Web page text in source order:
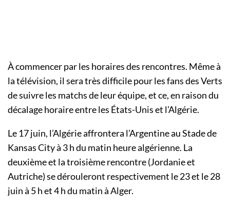
À commencer par les horaires des rencontres. Même à
la télévision, il sera très difficile pour les fans des Verts
de suivre les matchs de leur équipe, et ce, en raison du
décalage horaire entre les États-Unis et l’Algérie.
Le 17 juin, l’Algérie affrontera l’Argentine au Stade de
Kansas City à 3 h du matin heure algérienne. La
deuxième et la troisième rencontre (Jordanie et
Autriche) se dérouleront respectivement le 23 et le 28
juin à 5 h et 4 h du matin à Alger.